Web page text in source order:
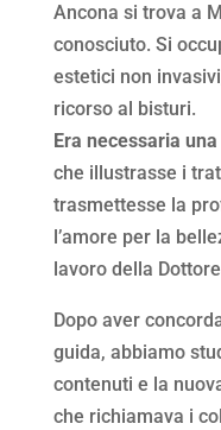
Ancona si trova a
conosciuto. Si
estetici non
ricorso al bisturi.
Era necessaria
che illustrasse i
trasmettesse la
l’amore per la
lavoro della
Dopo aver
guida, abbiamo
contenuti e la
che richiamava i